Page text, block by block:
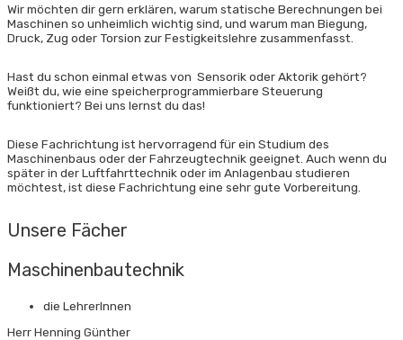
Wir möchten dir gern erklären, warum statische Berechnungen bei
Maschinen so unheimlich wichtig sind, und warum man Biegung,
Druck, Zug oder Torsion zur Festigkeitslehre zusammenfasst.
Hast du schon einmal etwas von Sensorik oder Aktorik gehört?
Weißt du, wie eine speicher­programmierbare Steuerung
funktioniert? Bei uns lernst du das!
Diese Fachrichtung ist hervorragend für ein Studium des
Maschinenbaus oder der Fahrzeug­technik geeignet. Auch wenn du
später in der Luftfahrt­technik oder im Anlagenbau studieren
möchtest, ist diese Fachrichtung eine sehr gute Vorbereitung.
Unsere Fächer
Maschinen­bautechnik
die LehrerInnen
Herr Henning Günther